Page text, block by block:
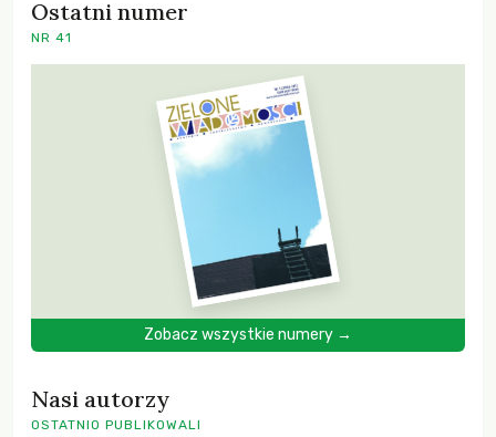
Ostatni numer
NR 41
Zobacz wszystkie numery →
Nasi autorzy
OSTATNIO PUBLIKOWALI